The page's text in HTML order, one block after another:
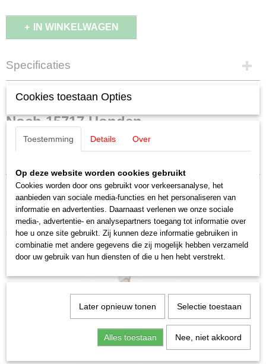
IN WINKELWAGEN
Specificaties
4007246157174
Productcode leverancier
15717
Schaal
H0 (1:87)
Nieuw
Omschrijving
Noch 15717 Honden
Figuren 9 stuks H0
Ook interessant
Cookies toestaan Opties
Toestemming Details Over
Op deze website worden cookies gebruikt
Cookies worden door ons gebruikt voor verkeersanalyse, het
aanbieden van sociale media-functies en het personaliseren van
informatie en advertenties. Daarnaast verlenen we onze sociale
media-, advertentie- en analysepartners toegang tot informatie over
hoe u onze site gebruikt. Zij kunnen deze informatie gebruiken in
combinatie met andere gegevens die zij mogelijk hebben verzameld
door uw gebruik van hun diensten of die u hen hebt verstrekt.
Later opnieuw tonen Selectie toestaan
Alles toestaan Nee, niet akkoord